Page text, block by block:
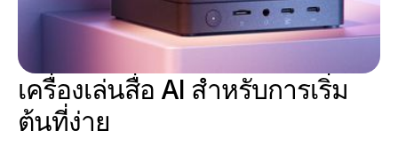
เครื่องเล่นสื่อ AI สำหรับการเริ่ม
ต้นที่ง่าย